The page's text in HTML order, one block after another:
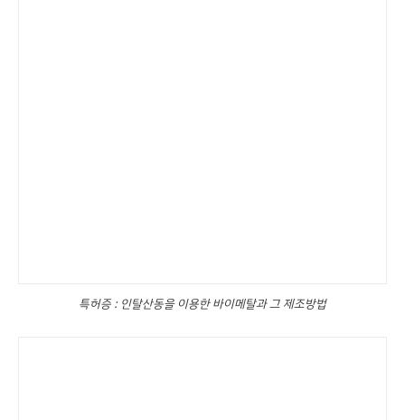
특허증 : 인탈산동을 이용한 바이메탈과 그 제조방법